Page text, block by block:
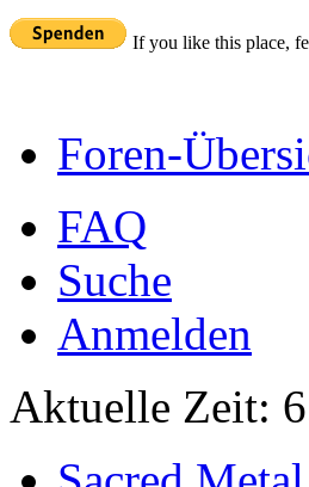
If you like this place,
Foren-
FAQ
Suche
Anmelden
Aktuelle Zeit: